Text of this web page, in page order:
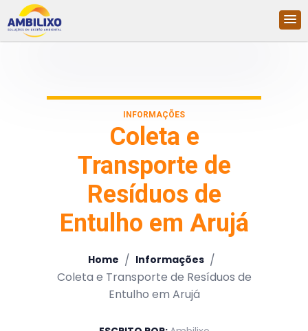
INFORMAÇÕES
Coleta e
Transporte de
Resíduos de
Entulho em Arujá
Home / Informações /
Coleta e Transporte de Resíduos de
Entulho em Arujá